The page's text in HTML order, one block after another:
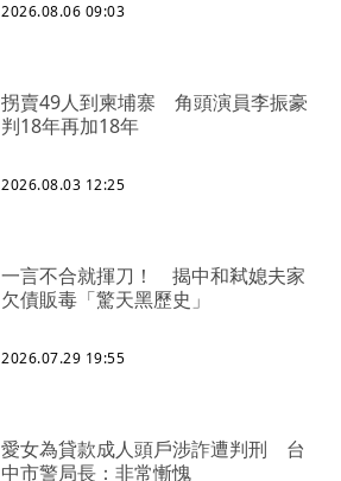
2026.08.06 09:03
拐賣49人到柬埔寨 角頭演員李振豪
判18年再加18年
2026.08.03 12:25
一言不合就揮刀！ 揭中和弒媳夫家
欠債販毒「驚天黑歷史」
2026.07.29 19:55
愛女為貸款成人頭戶涉詐遭判刑 台
中市警局長：非常慚愧